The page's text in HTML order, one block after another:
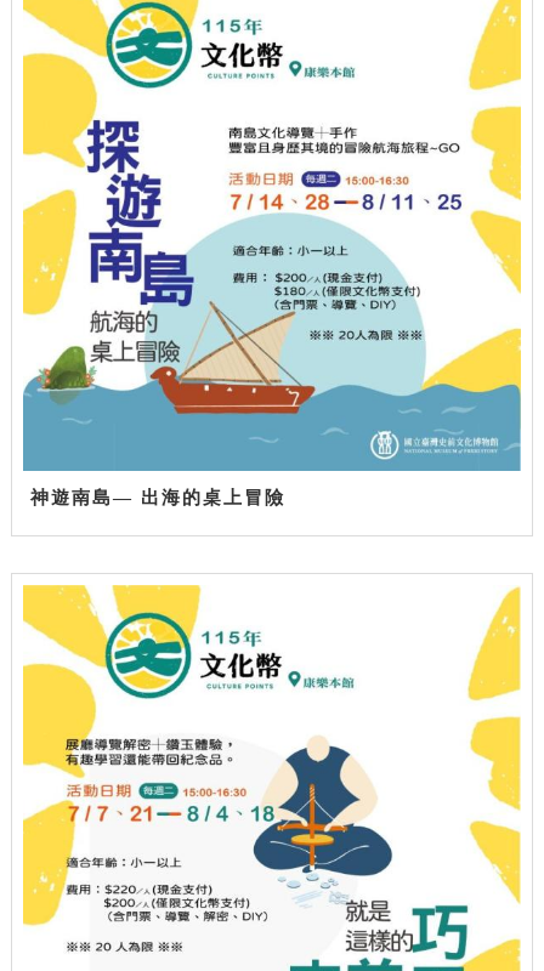
神遊南島— 出海的桌上冒險